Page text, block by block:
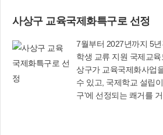
사상구 교육국제화특구로 선정
7월부터 2027년까지 5
학생 교류 지원 국제교육
상구가 교육국제화사업
수 있고, 국제학교 설립
구'에 선정되는 쾌거를 거뒀다. 교육부와